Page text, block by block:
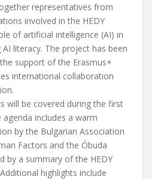
representatives from
involved in the HEDY
of artificial intelligence (AI) in
literacy. The project has been
support of the Erasmus+
international collaboration
will be covered during the first
includes a warm
by the Bulgarian Association
Factors and the Óbuda
by a summary of the HEDY
highlights include